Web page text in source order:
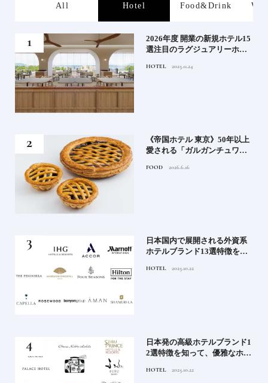
All Hotel Food&Drink
2026年度 開業の新規ホテル15
選注目のラグジュアリーホテ
ィホテルまでご紹介【前編】
HOTEL 2025.11.24
《帝国ホテル 東京》50年以上
愛される「ガルガンチュワ」
テルの美味しいスイーツ
FOOD 2026.6.16
日本国内で展開される外資系
ホテルブランド13選特徴を知
満喫｜ホテルブランド大解剖
HOTEL 2025.10.22
日本発の高級ホテルブランド1
2選特徴を知って、優雅なホテ
ンド大解剖①
HOTEL 2025.10.22